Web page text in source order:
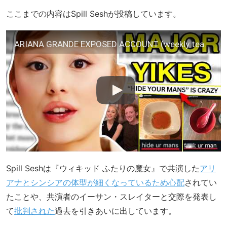
ここまでの内容はSpill Seshが投稿しています。
ARIANA GRANDE EXPOSED ACCOUNT (weekly teacap)
Spill Seshは『ウィキッド ふたりの魔女』で共演したアリ
アナとシンシアの体型が細くなっているため心配されてい
たことや、共演者のイーサン・スレイターと交際を発表し
て批判された過去を引きあいに出しています。